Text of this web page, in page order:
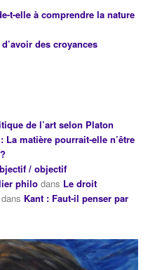
t-elle à comprendre la nature
des croyances
de l’art selon Platon
La matière pourrait-elle n’être
/ objectif
philo dans Le droit
dans Kant : Faut-il penser par